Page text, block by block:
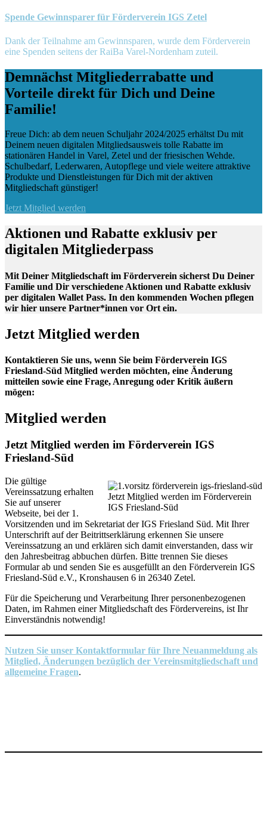
Spende Gewinnsparer für Förderverein IGS Zetel
Dank der Teilnahme am Gewinnsparen, wurde dem Förderverein
eine Spenden seitens der RaiBa Varel-Nordenham zuteil.
Demnächst Mitgliederrabatte und
Vorteile direkt für Dich und Deine
Familie!
Freue Dich: ab dem neuen Schuljahr 2024/2025 erhältst Du mit
Deinem neuen digitalen Mitgliedsausweis tolle Rabatte im
stationären Handel in Varel, Zetel und der friesischen Wehde.
Schulbedarf, Lederwaren, Autopflege und viele weitere attraktive
Produkte und Dienstleistungen für Dich mit der aktiven
Mitgliedschaft günstiger!
Jetzt Mitglied werden
Aktionen und Rabatte exklusiv per
digitalen Mitgliederpass
Mit Deiner Mitgliedschaft im Förderverein sicherst Du Deiner
Familie und Dir verschiedene Aktionen und Rabatte exklusiv
per digitalen Wallet Pass. In den kommenden Wochen pflegen
wir hier unsere Partner*innen vor Ort ein.
Jetzt Mitglied werden
Kontaktieren Sie uns, wenn Sie beim Förderverein IGS
Friesland-Süd Mitglied werden möchten, eine Änderung
mitteilen sowie eine Frage, Anregung oder Kritik äußern
mögen:
Mitglied werden
Jetzt Mitglied werden im Förderverein IGS
Friesland-Süd
Jetzt Mitglied werden im Förderverein
IGS Friesland-Süd
Die gültige
Vereinssatzung erhalten
Sie auf unserer
Webseite, bei der 1.
Vorsitzenden und im Sekretariat der IGS Friesland Süd. Mit Ihrer
Unterschrift auf der Beitrittserklärung erkennen Sie unsere
Vereinssatzung an und erklären sich damit einverstanden, dass wir
den Jahresbeitrag abbuchen dürfen. Bitte trennen Sie dieses
Formular ab und senden Sie es ausgefüllt an den Förderverein IGS
Friesland-Süd e.V., Kronshausen 6 in 26340 Zetel.
Für die Speicherung und Verarbeitung Ihrer personenbezogenen
Daten, im Rahmen einer Mitgliedschaft des Fördervereins, ist Ihr
Einverständnis notwendig!
Nutzen Sie unser Kontaktformular für Ihre Neuanmeldung als
Mitglied, Änderungen bezüglich der Vereinsmitgliedschaft und
allgemeine Fragen.